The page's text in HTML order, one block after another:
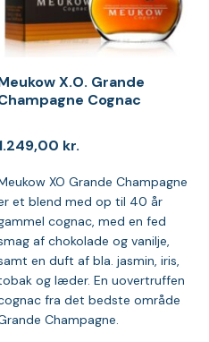
X.O. Grande
Cognac
kr.
XO Grande Champagne
et blend med op til 40 år
cognac, med en fed
af chokolade og vanilje,
en duft af bla. jasmin, iris,
og læder. En uovertruffen
fra det bedste område
Champagne.